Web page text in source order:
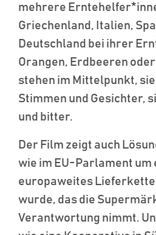
mehrere
Griechenland, Italien,
Deutschland bei ihrer
Orangen, Erdbeeren
stehen im Mittelpunkt,
Stimmen und Gesichter,
und bitter.
Der Film zeigt auch
wie im EU-Parlament um
europaweites
wurde, das die
Verantwortung nimmt.